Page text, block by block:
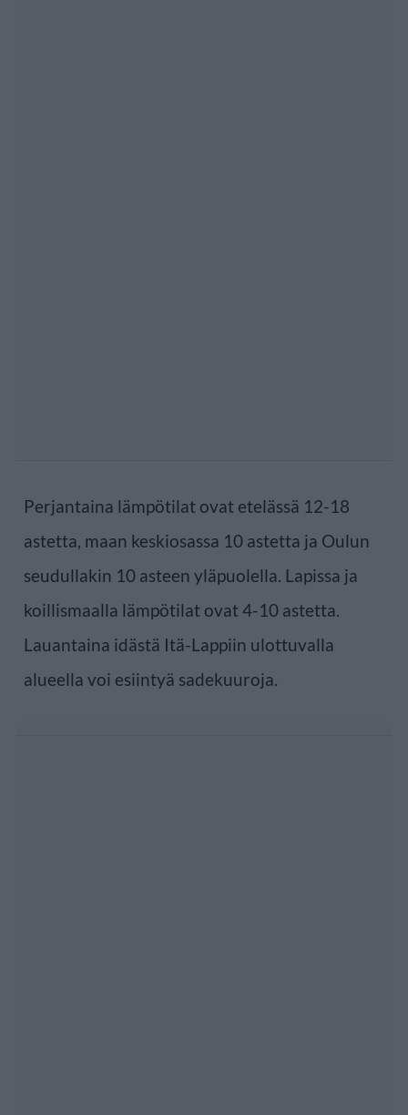
Perjantaina lämpötilat ovat etelässä 12-18
astetta, maan keskiosassa 10 astetta ja Oulun
seudullakin 10 asteen yläpuolella. Lapissa ja
koillismaalla lämpötilat ovat 4-10 astetta.
Lauantaina idästä Itä-Lappiin ulottuvalla
alueella voi esiintyä sadekuuroja.